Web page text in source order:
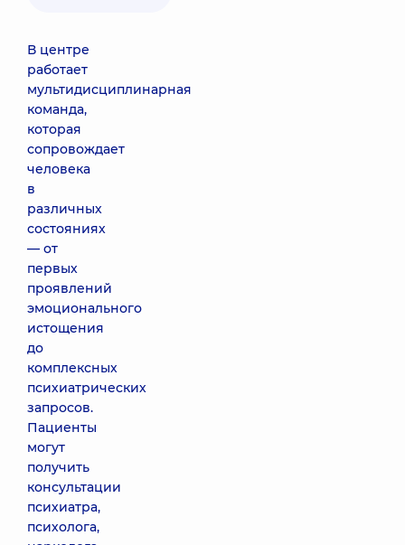
В центре
работает
мультидисциплинарная
команда,
которая
сопровождает
человека
в
различных
состояниях
— от
первых
проявлений
эмоционального
истощения
до
комплексных
психиатрических
запросов.
Пациенты
могут
получить
консультации
психиатра,
психолога,